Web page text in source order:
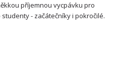
příjemnou vycpávku pro
- začátečníky i pokročilé.